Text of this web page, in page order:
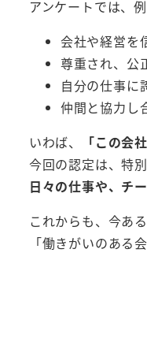
アンケートでは、
会社や経営を
尊重され、公
自分の仕事に
仲間と協力し
いわば、
「この会
今回の認定は、特
日々の仕事や、チ
これからも、今あ
「働きがいのある